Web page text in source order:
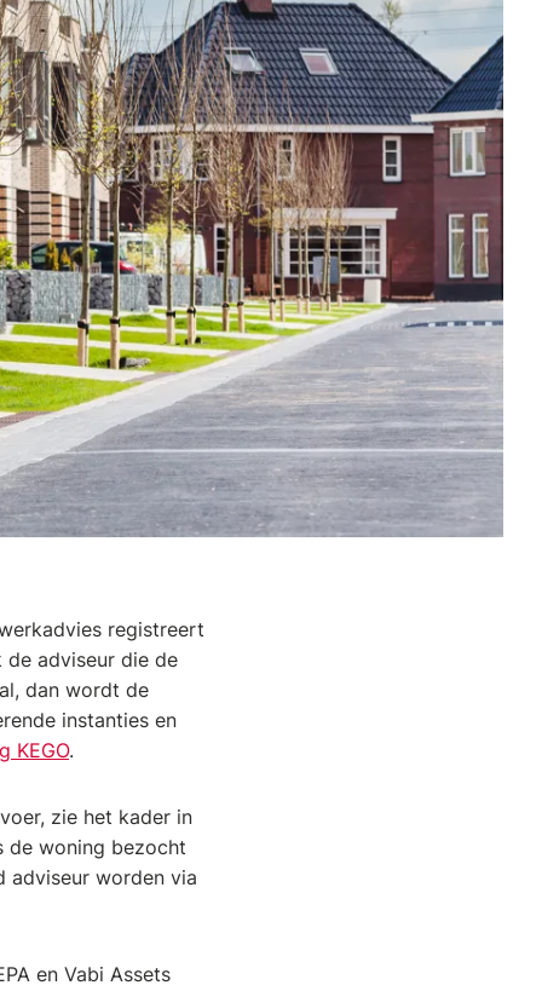
registreert
de adviseur die de
dan wordt de
instanties en
KEGO.
zie het kader in
de woning bezocht
adviseur worden via
en Vabi Assets